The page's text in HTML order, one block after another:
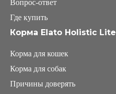
Вопрос-ответ
Где купить
Корма Elato Holistic Lite
Корма для кошек
Корма для собак
Причины доверять